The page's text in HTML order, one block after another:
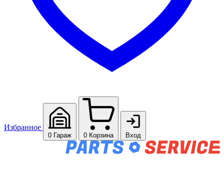
Избранное
0 Гараж 0 Корзина Вход